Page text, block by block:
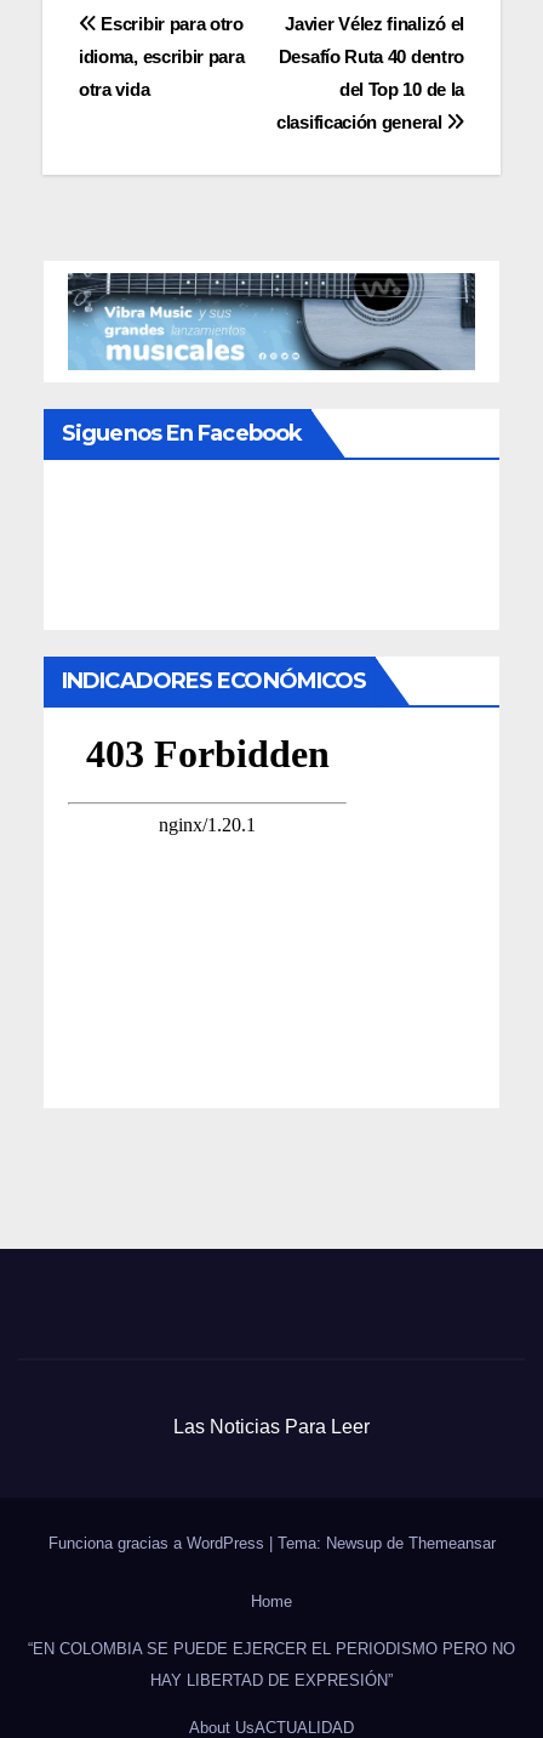
Navegación
de
Javier Vélez finalizó el
Desafío Ruta 40 dentro
del Top 10 de la
clasificación general
Escribir para otro
idioma, escribir para
otra vida
Siguenos En Facebook
INDICADORES ECONÓMICOS
Las Noticias Para Leer
Funciona gracias a WordPress Tema: Newsup de Themeansar
Home
“EN COLOMBIA SE PUEDE EJERCER EL PERIODISMO PERO NO
HAY LIBERTAD DE EXPRESIÓN”
About UsACTUALIDAD